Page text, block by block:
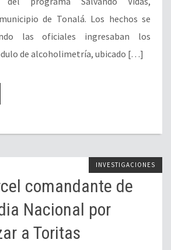
de Tonalá. Los hechos se
las oficiales ingresaban los
de alcoholimetría, ubicado […]
INVESTIGACIONES
comandante de
Nacional por
a Toritas